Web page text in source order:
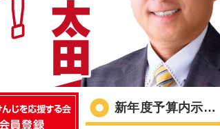
新年度予算内示…